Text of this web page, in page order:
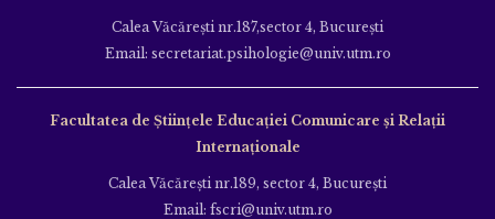
Calea Văcăreşti nr.187,sector 4, Bucureşti
Email: secretariat.psihologie@univ.utm.ro
Facultatea de Ştiinţele Educației Comunicare și Relații
Internaționale
Calea Văcăreşti nr.189, sector 4, Bucureşti
Email: fscri@univ.utm.ro